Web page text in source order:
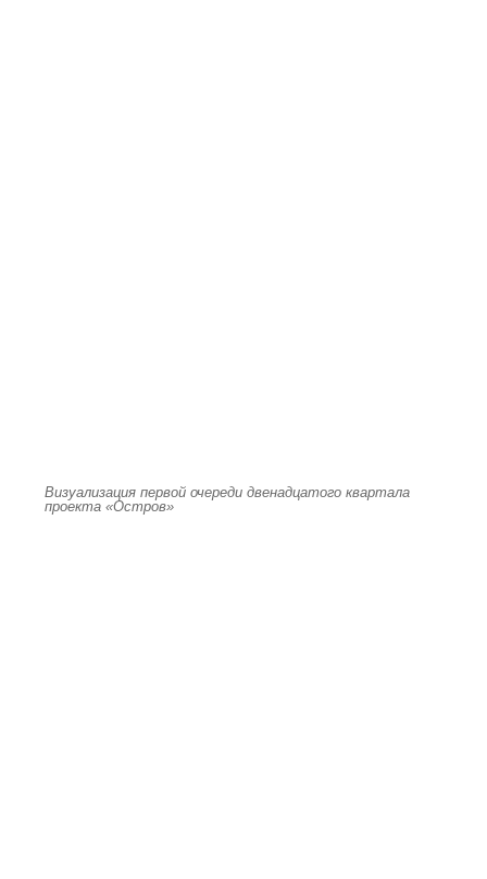
Визуализация первой очереди двенадцатого квартала
проекта «Остров»